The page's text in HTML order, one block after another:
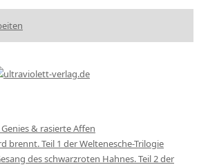
Genies & rasierte Affen
brennt. Teil 1 der Weltenesche-Trilogie
des schwarzroten Hahnes. Teil 2 der